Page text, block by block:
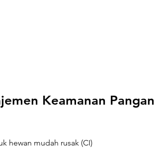
Keamanan Pangan
hewan mudah rusak (CI)